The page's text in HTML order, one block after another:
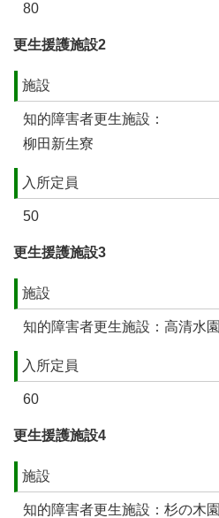
80
更生援護施設2
施設
知的障害者更生施設：
柳田新生寮
入所定員
50
更生援護施設3
施設
知的障害者更生施設：高清水園
入所定員
60
更生援護施設4
施設
知的障害者更生施設：杉の木園